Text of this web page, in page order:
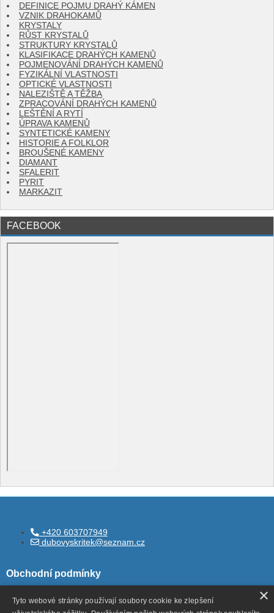
DEFINICE POJMU DRAHÝ KÁMEN
VZNIK DRAHOKAMŮ
KRYSTALY
RŮST KRYSTALŮ
STRUKTURY KRYSTALŮ
KLASIFIKACE DRAHÝCH KAMENŮ
POJMENOVÁNÍ DRAHÝCH KAMENŮ
FYZIKÁLNÍ VLASTNOSTI
OPTICKÉ VLASTNOSTI
NALEZIŠTĚ A TĚŽBA
ZPRACOVÁNÍ DRAHÝCH KAMENŮ
LEŠTĚNÍ A RYTÍ
ÚPRAVA KAMENŮ
SYNTETICKÉ KAMENY
HISTORIE A FOLKLOR
BROUŠENÉ KAMENY
DIAMANT
SFALERIT
PYRIT
MARKAZIT
FACEBOOK
+420 603707949
dubovyskritek@seznam.cz
Obchodní podmínky
×
Tyto webové stránky používají soubory cookie ke zlepšení